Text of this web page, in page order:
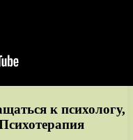
к психологу,